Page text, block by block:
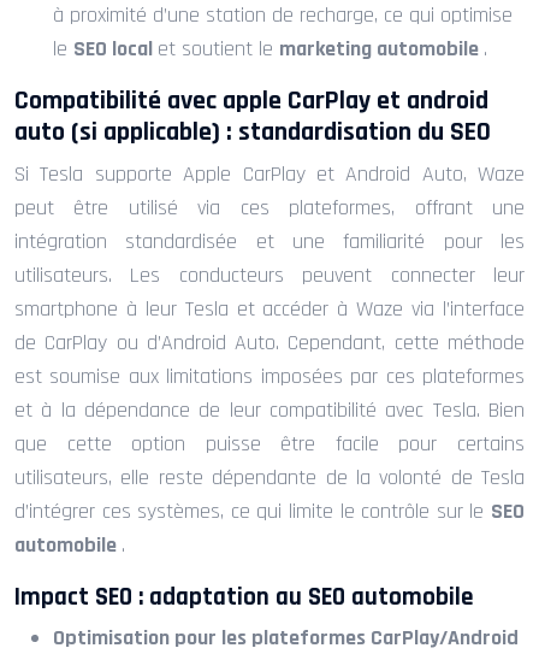
à proximité d’une station de recharge, ce qui optimise
le SEO local et soutient le marketing automobile .
Compatibilité avec apple CarPlay et android
auto (si applicable) : standardisation du SEO
Si Tesla supporte Apple CarPlay et Android Auto, Waze
peut être utilisé via ces plateformes, offrant une
intégration standardisée et une familiarité pour les
utilisateurs. Les conducteurs peuvent connecter leur
smartphone à leur Tesla et accéder à Waze via l’interface
de CarPlay ou d’Android Auto. Cependant, cette méthode
est soumise aux limitations imposées par ces plateformes
et à la dépendance de leur compatibilité avec Tesla. Bien
que cette option puisse être facile pour certains
utilisateurs, elle reste dépendante de la volonté de Tesla
d’intégrer ces systèmes, ce qui limite le contrôle sur le SEO
automobile .
Impact SEO : adaptation au SEO automobile
Optimisation pour les plateformes CarPlay/Android